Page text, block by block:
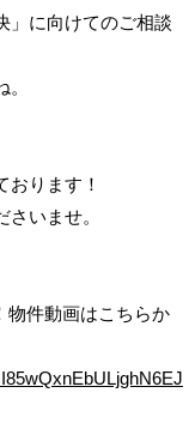
」に向けてのご相談
おります！
いませ。
物件動画はこちらか